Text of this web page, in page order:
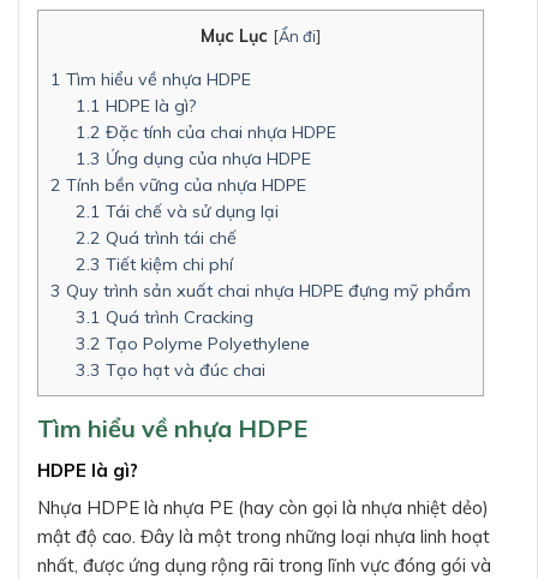
Mục Lục [Ẩn đi]
1 Tìm hiểu về nhựa HDPE
1.1 HDPE là gì?
1.2 Đặc tính của chai nhựa HDPE
1.3 Ứng dụng của nhựa HDPE
2 Tính bền vững của nhựa HDPE
2.1 Tái chế và sử dụng lại
2.2 Quá trình tái chế
2.3 Tiết kiệm chi phí
3 Quy trình sản xuất chai nhựa HDPE đựng mỹ phẩm
3.1 Quá trình Cracking
3.2 Tạo Polyme Polyethylene
3.3 Tạo hạt và đúc chai
Tìm hiểu về nhựa HDPE
HDPE là gì?
Nhựa HDPE là nhựa PE (hay còn gọi là nhựa nhiệt dẻo)
mật độ cao. Đây là một trong những loại nhựa linh hoạt
nhất, được ứng dụng rộng rãi trong lĩnh vực đóng gói và